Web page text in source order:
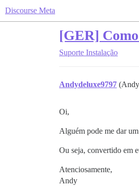
Discourse Meta
[GER]
Suporte Instalação
Andydeluxe9797
Oi,
Alguém pode me dar
Ou seja, convertido em
Atenciosamente,
Andy